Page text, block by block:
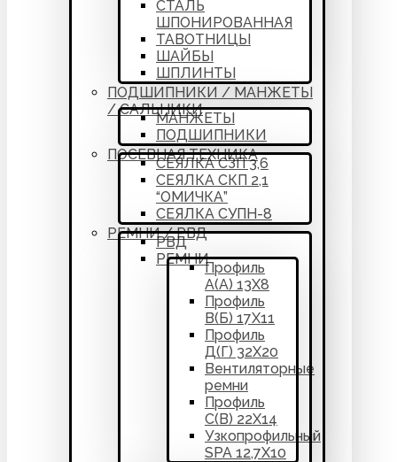
СТАЛЬ
ШПОНИРОВАННАЯ
ТАВОТНИЦЫ
ШАЙБЫ
ШПЛИНТЫ
ПОДШИПНИКИ / МАНЖЕТЫ
/ САЛЬНИКИ
МАНЖЕТЫ
ПОДШИПНИКИ
ПОСЕВНАЯ ТЕХНИКА
СЕЯЛКА СЗП 3,6
СЕЯЛКА СКП 2,1
“ОМИЧКА”
СЕЯЛКА СУПН-8
РЕМНИ / РВД
РВД
РЕМНИ
Профиль
А(А) 13Х8
Профиль
В(Б) 17Х11
Профиль
Д(Г) 32Х20
Вентиляторные
ремни
Профиль
С(В) 22Х14
Узкопрофильный
SPA 12,7Х10